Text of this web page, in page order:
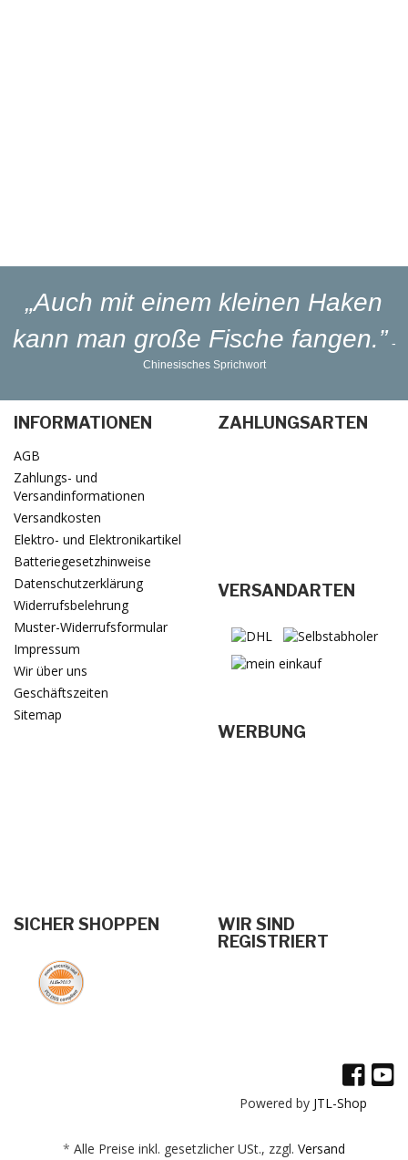
„Auch mit einem kleinen Haken
kann man große Fische fangen.” -
Chinesisches Sprichwort
INFORMATIONEN
AGB
Zahlungs- und
Versandinformationen
Versandkosten
Elektro- und Elektronikartikel
Batteriegesetzhinweise
Datenschutzerklärung
Widerrufsbelehrung
Muster-Widerrufsformular
Impressum
Wir über uns
Geschäftszeiten
Sitemap
ZAHLUNGSARTEN
VERSANDARTEN
WERBUNG
SICHER SHOPPEN
WIR SIND
REGISTRIERT
Powered by JTL-Shop
* Alle Preise inkl. gesetzlicher USt., zzgl. Versand